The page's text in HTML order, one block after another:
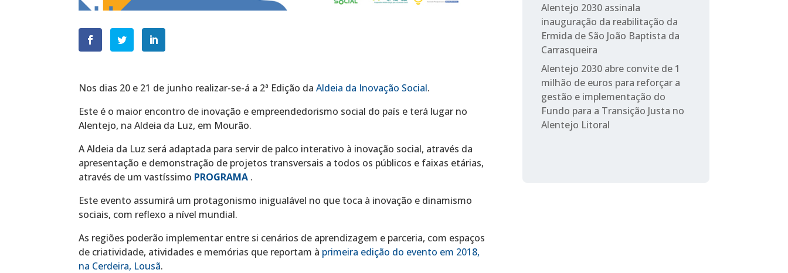
Nos dias 20 e 21 de junho realizar-se-á a 2ª Edição daAldeia da Inovação Social.
Este é o maior encontro de inovação e empreendedorismo social do país e terá lugar no
Alentejo, na Aldeia da Luz, em Mourão.
A Aldeia da Luz será adaptada para servir de palco interativo à inovação social, através da
apresentação e demonstração de projetos transversais a todos os públicos e faixas etárias,
através de um vastíssimo PROGRAMA .
Este evento assumirá um protagonismo inigualável no que toca à inovação e dinamismo
sociais, com reflexo a nível mundial.
As regiões poderão implementar entre si cenários de aprendizagem e parceria, com espaços
de criatividade, atividades e memórias que reportam à primeira edição do evento em 2018,
na Cerdeira, Lousã.
Alentejo 2030 assinala
inauguração da reabilitação da
Ermida de São João Baptista da
Carrasqueira
Alentejo 2030 abre convite de 1
milhão de euros para reforçar a
gestão e implementação do
Fundo para a Transição Justa no
Alentejo Litoral